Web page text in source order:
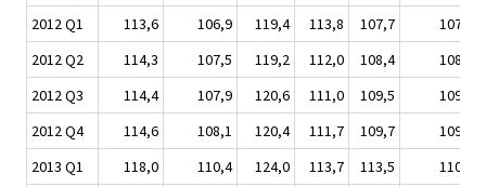
2012 Q1
113,6 106,9 119,4 113,8 107,7
107,6
2012 Q2
114,3 107,5 119,2 112,0 108,4
108,5
2012 Q3
114,4 107,9 120,6 111,0 109,5
109,0
2012 Q4
114,6 108,1 120,4 111,7 109,7
109,0
2013 Q1
118,0 110,4 124,0 113,7 113,5
110,6